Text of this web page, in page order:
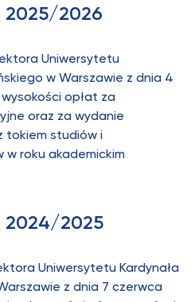
2025/2026
Uniwersytetu
w Warszawie z dnia 4
opłat za
oraz za wydanie
tokiem studiów i
w roku akademickim
2024/2025
Uniwersytetu Kardynała
z dnia 7 czerwca